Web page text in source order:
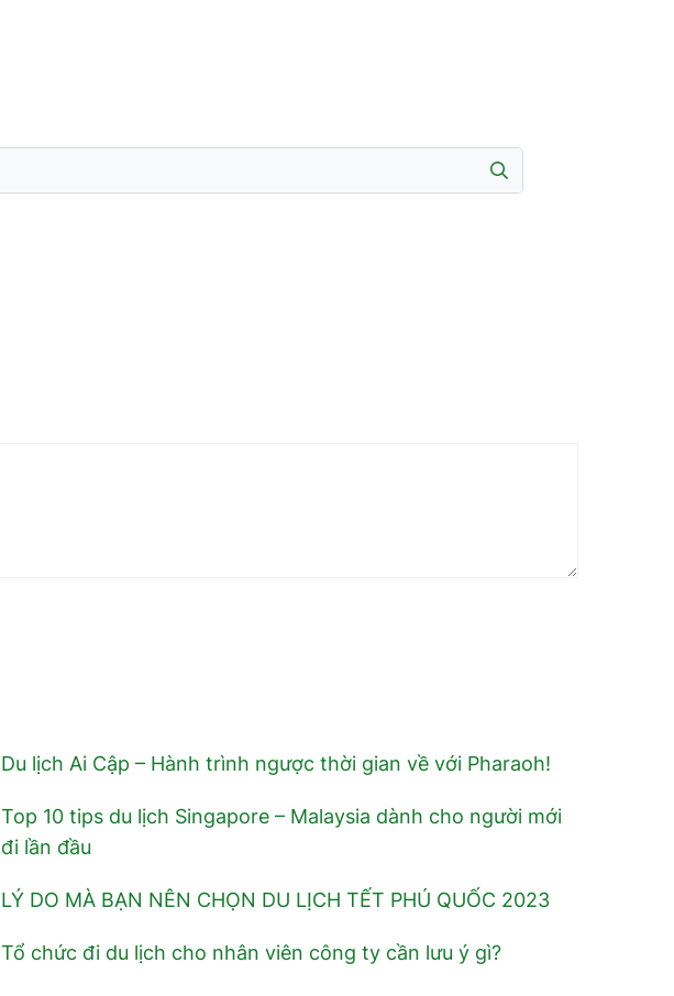
Du lịch Ai Cập – Hành trình ngược thời gian về với Pharaoh!
Top 10 tips du lịch Singapore – Malaysia dành cho người mới
đi lần đầu
LÝ DO MÀ BẠN NÊN CHỌN DU LỊCH TẾT PHÚ QUỐC 2023
Tổ chức đi du lịch cho nhân viên công ty cần lưu ý gì?